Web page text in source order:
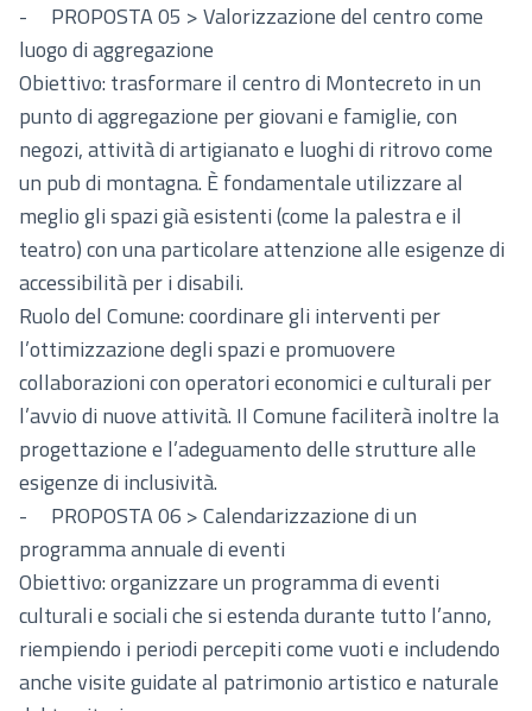
- PROPOSTA 05 > Valorizzazione del centro come
luogo di aggregazione
Obiettivo: trasformare il centro di Montecreto in un
punto di aggregazione per giovani e famiglie, con
negozi, attività di artigianato e luoghi di ritrovo come
un pub di montagna. È fondamentale utilizzare al
meglio gli spazi già esistenti (come la palestra e il
teatro) con una particolare attenzione alle esigenze di
accessibilità per i disabili.
Ruolo del Comune: coordinare gli interventi per
l’ottimizzazione degli spazi e promuovere
collaborazioni con operatori economici e culturali per
l’avvio di nuove attività. Il Comune faciliterà inoltre la
progettazione e l’adeguamento delle strutture alle
esigenze di inclusività.
- PROPOSTA 06 > Calendarizzazione di un
programma annuale di eventi
Obiettivo: organizzare un programma di eventi
culturali e sociali che si estenda durante tutto l’anno,
riempiendo i periodi percepiti come vuoti e includendo
anche visite guidate al patrimonio artistico e naturale